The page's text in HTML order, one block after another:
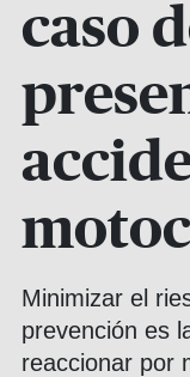
caso
Minimizar el
prevención es
reaccionar por